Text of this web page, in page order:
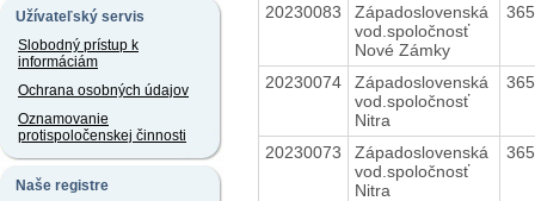
Užívateľský servis
Slobodný prístup k
informáciám
Ochrana osobných údajov
Oznamovanie
protispoločenskej činnosti
Naše registre
20230083
Západoslovenská
vod.spoločnosť
Nové Zámky
20230074
Západoslovenská
vod.spoločnosť
Nitra
20230073
Západoslovenská
vod.spoločnosť
Nitra